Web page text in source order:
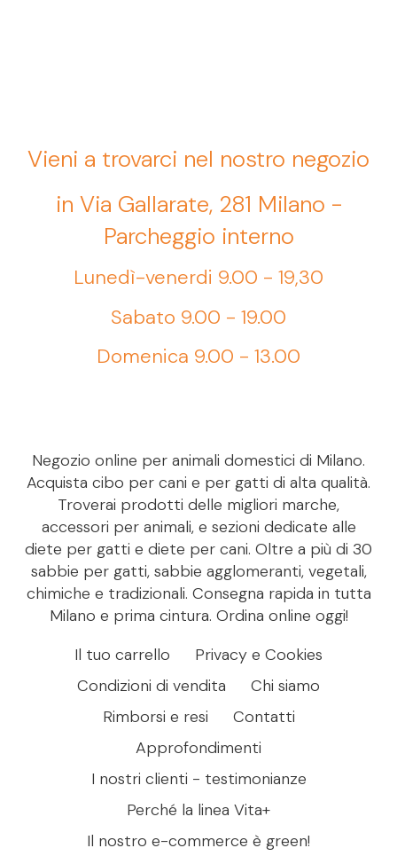
Vieni a trovarci nel nostro negozio
in Via Gallarate, 281 Milano -
Parcheggio interno
Lunedì-venerdi 9.00 - 19,30
Sabato 9.00 - 19.00
Domenica 9.00 - 13.00
Negozio online per animali domestici di Milano.
Acquista cibo per cani e per gatti di alta qualità.
Troverai prodotti delle migliori marche,
accessori per animali, e sezioni dedicate alle
diete per gatti e diete per cani. Oltre a più di 30
sabbie per gatti, sabbie agglomeranti, vegetali,
chimiche e tradizionali. Consegna rapida in tutta
Milano e prima cintura. Ordina online oggi!
Il tuo carrello
Privacy e Cookies
Condizioni di vendita
Chi siamo
Rimborsi e resi
Contatti
Approfondimenti
I nostri clienti - testimonianze
Perché la linea Vita+
Il nostro e-commerce è green!